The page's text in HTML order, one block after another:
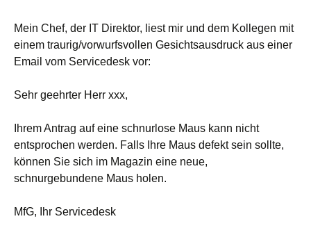
Mein Chef, der IT Direktor, liest mir und dem Kollegen mit
einem traurig/vorwurfsvollen Gesichtsausdruck aus einer
Email vom Servicedesk vor:
Sehr geehrter Herr xxx,
Ihrem Antrag auf eine schnurlose Maus kann nicht
entsprochen werden. Falls Ihre Maus defekt sein sollte,
können Sie sich im Magazin eine neue,
schnurgebundene Maus holen.
MfG, Ihr Servicedesk